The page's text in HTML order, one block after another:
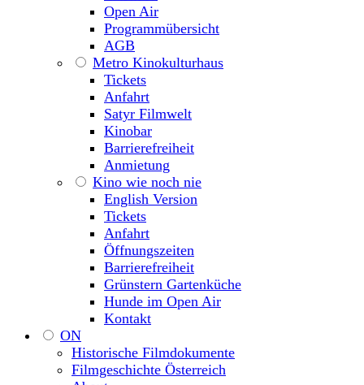
Open Air
Programmübersicht
AGB
Metro Kinokulturhaus
Tickets
Anfahrt
Satyr Filmwelt
Kinobar
Barrierefreiheit
Anmietung
Kino wie noch nie
English Version
Tickets
Anfahrt
Öffnungszeiten
Barrierefreiheit
Grünstern Gartenküche
Hunde im Open Air
Kontakt
ON
Historische Filmdokumente
Filmgeschichte Österreich